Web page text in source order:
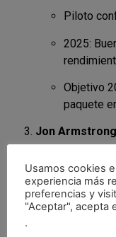
Piloto
2025:
Objetivo
paquete
Jon Armstrong
buenos
Objetivo
Usamos cookies
experiencia más
preferencias y
"Aceptar", acepta
.